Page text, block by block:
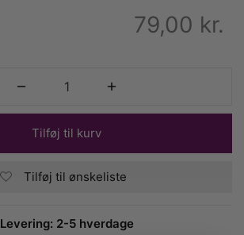
79,00 kr.
Tilføj til kurv
Tilføj til ønskeliste
Levering: 2-5 hverdage